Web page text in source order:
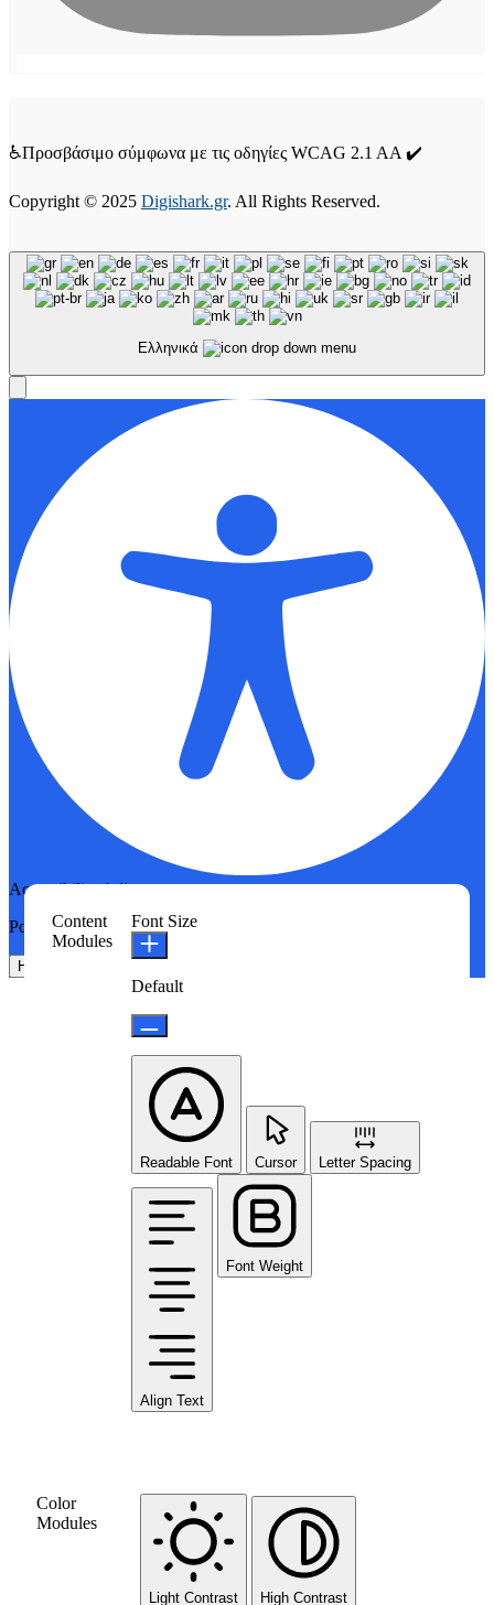
♿Προσβάσιμο σύμφωνα με τις οδηγίες WCAG 2.1 AA ✔️
Copyright © 2025 Digishark.gr. All Rights Reserved.
Ελληνικά
Accessibility Adjustments
Powered byOneTap
Hide Toolbar
Content
Modules
Font Size
Default
Readable Font Cursor Letter Spacing
Align Text
Font Weight
Color
Modules
Light Contrast High Contrast